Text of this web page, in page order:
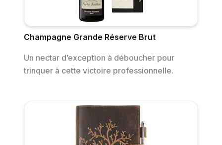
Champagne Grande Réserve Brut
Un nectar d’exception à déboucher pour
trinquer à cette victoire professionnelle.